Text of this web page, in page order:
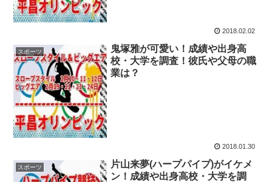
2018.02.02
スポーツ
鬼塚雅が可愛い！成績や出身高
校・大学を調査！彼氏や父母の職
業は？
2018.01.30
スポーツ
片山来夢(ハープパイプ)がイケメ
ン！成績や出身高校・大学を調